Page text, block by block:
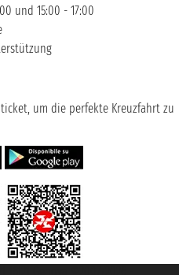
und 15:00 - 17:00
um die perfekte Kreuzfahrt zu